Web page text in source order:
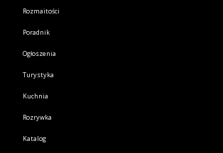
Rozmaitości
Poradnik
Ogłoszenia
Turystyka
Kuchnia
Rozrywka
Katalog